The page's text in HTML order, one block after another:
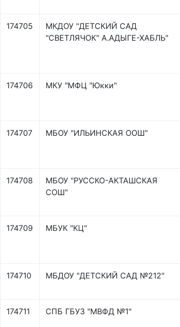
174705
МКДОУ "ДЕТСКИЙ САД
"СВЕТЛЯЧОК" А.АДЫГЕ-ХАБЛЬ"
174706 МКУ "МФЦ "Юкки"
174707 МБОУ "ИЛЬИНСКАЯ ООШ"
174708
МБОУ "РУССКО-АКТАШСКАЯ
СОШ"
174709 МБУК "КЦ"
174710 МБДОУ "ДЕТСКИЙ САД №212"
174711 СПБ ГБУЗ "МВФД №1"